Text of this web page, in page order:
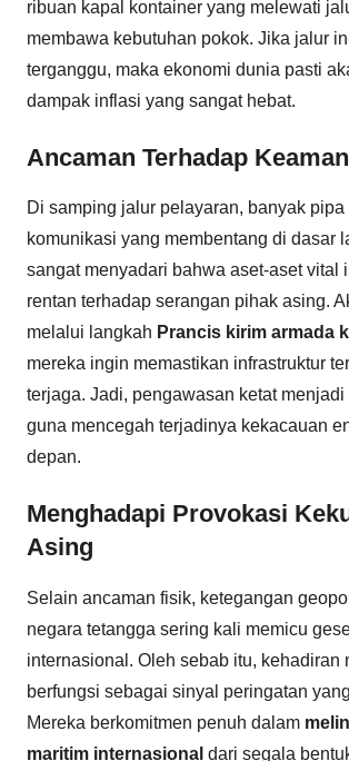
ribuan kapal kontainer yang melewati
membawa kebutuhan pokok. Jika jalur
terganggu, maka ekonomi dunia pasti
dampak inflasi yang sangat hebat.
Ancaman Terhadap
Di samping jalur pelayaran, banyak pipa
komunikasi yang membentang di dasar
sangat menyadari bahwa aset-aset vital
rentan terhadap serangan pihak asing.
melalui langkah Prancis kirim armada
mereka ingin memastikan infrastruktur
terjaga. Jadi, pengawasan ketat menjadi
guna mencegah terjadinya kekacauan
depan.
Menghadapi Provokasi
Asing
Selain ancaman fisik, ketegangan
negara tetangga sering kali memicu
internasional. Oleh sebab itu, kehadiran
berfungsi sebagai sinyal peringatan
Mereka berkomitmen penuh dalam
maritim internasional dari segala